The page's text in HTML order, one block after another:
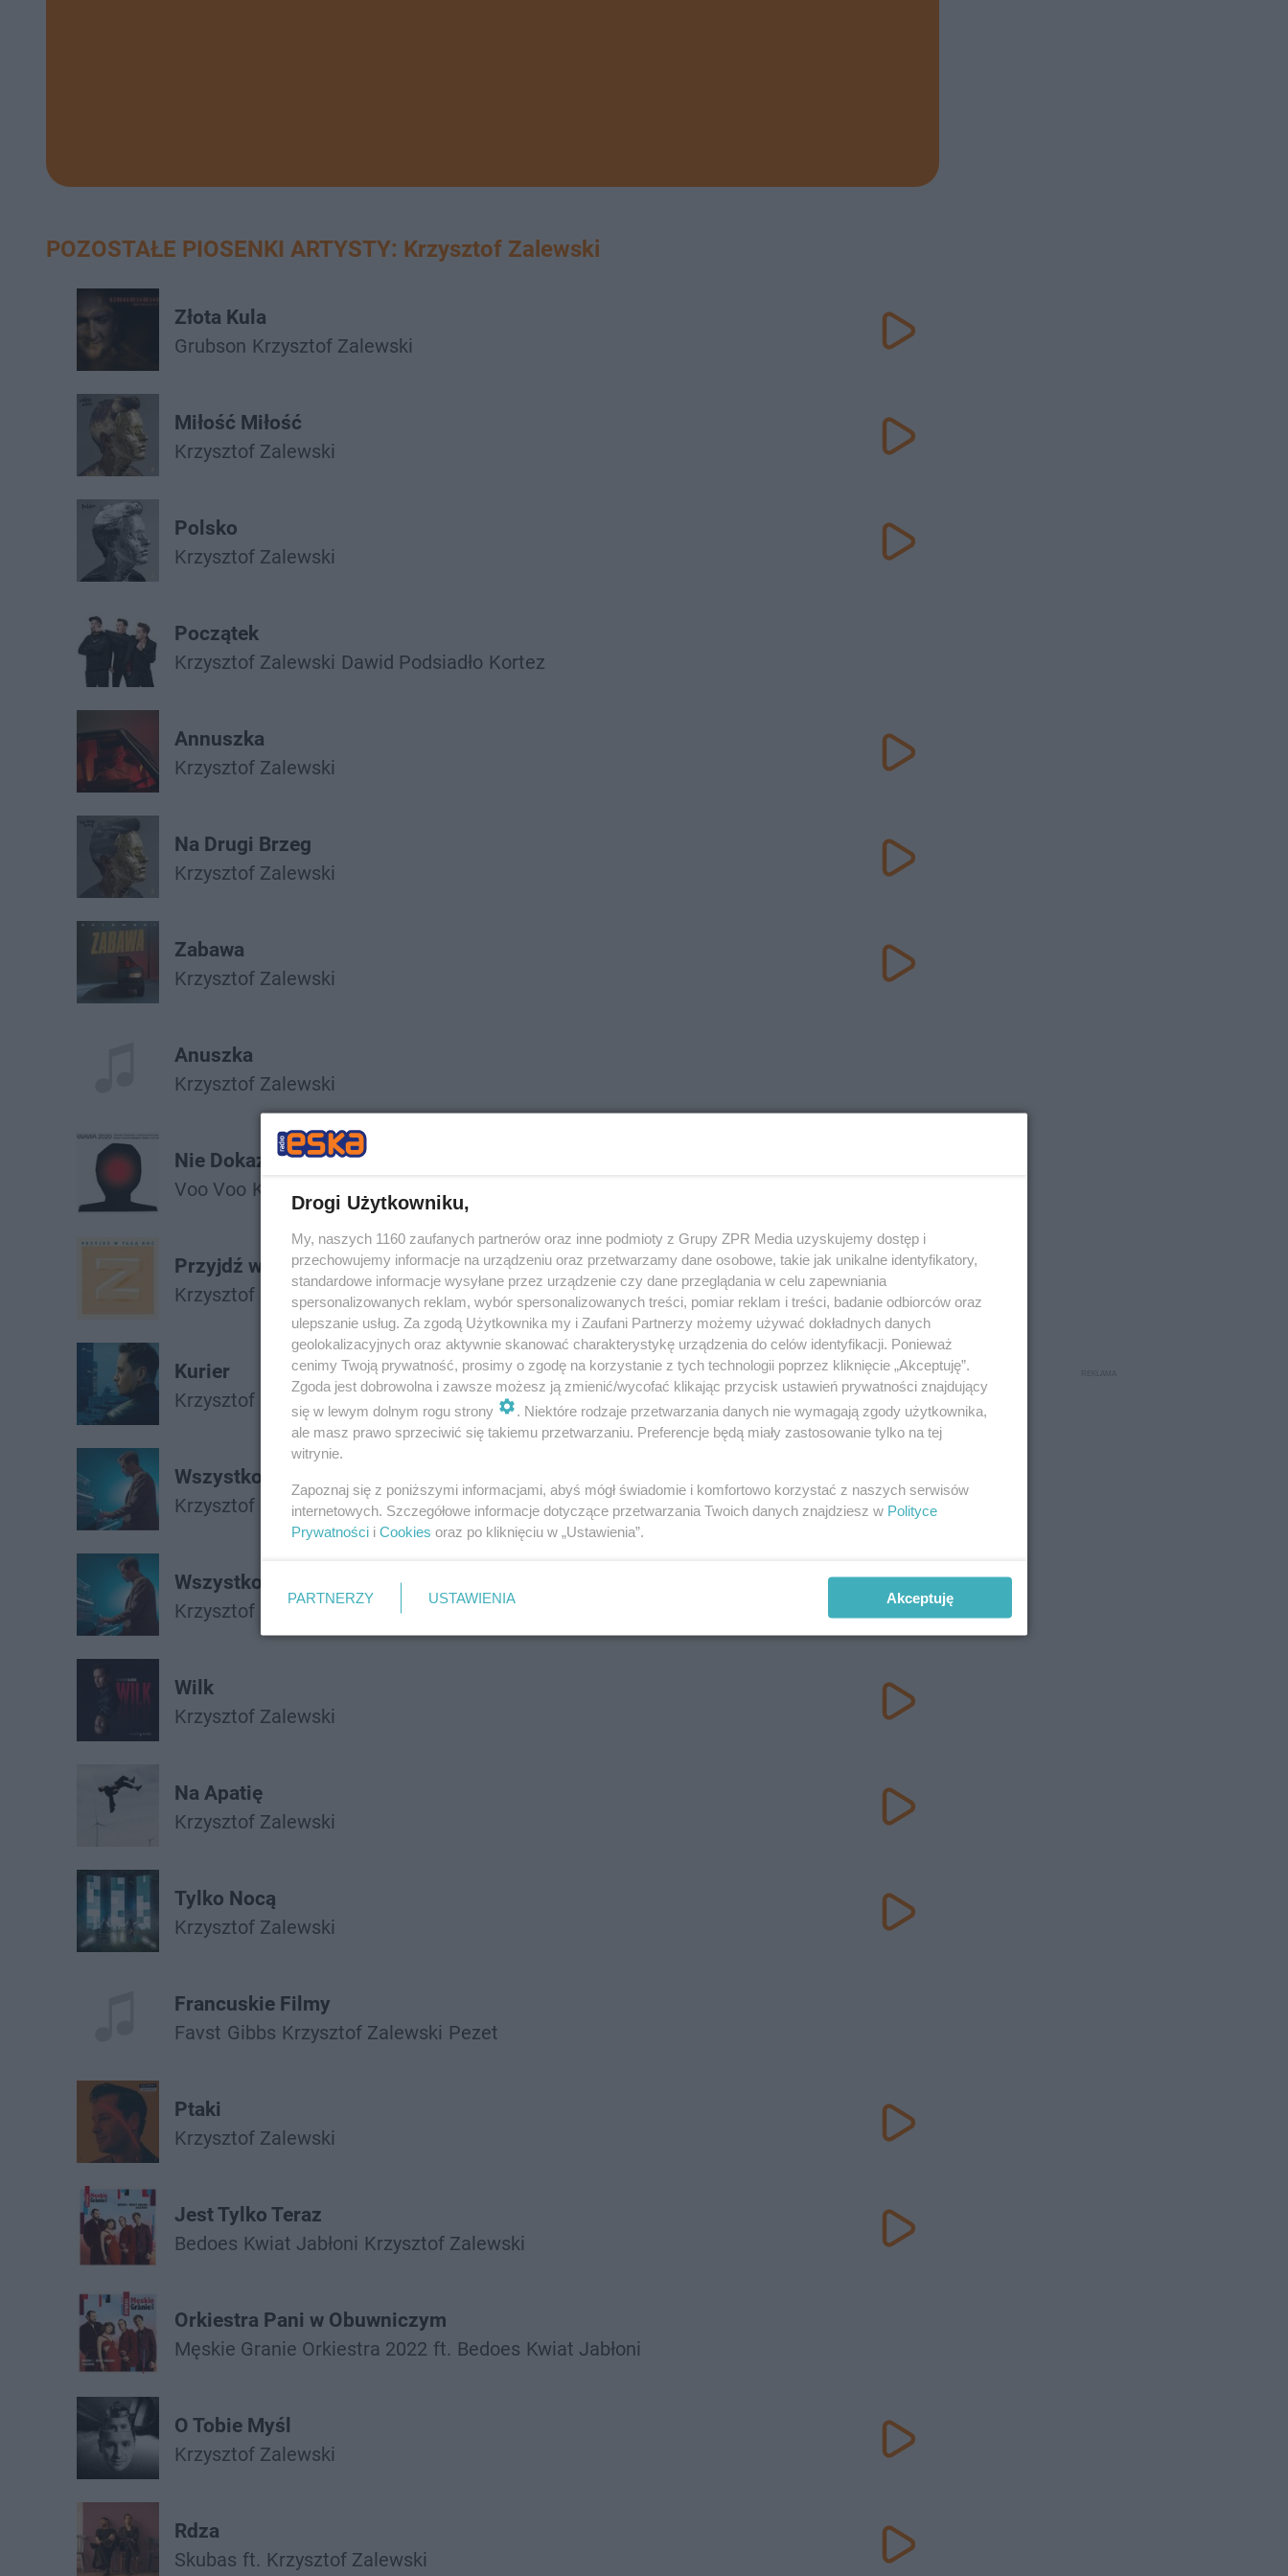
POZOSTAŁE PIOSENKI ARTYSTY: Krzysztof Zalewski
Złota Kula
Grubson Krzysztof Zalewski
Miłość Miłość
Krzysztof Zalewski
Polsko
Krzysztof Zalewski
Początek
Krzysztof Zalewski Dawid Podsiadło Kortez
Annuszka
Krzysztof Zalewski
Na Drugi Brzeg
Krzysztof Zalewski
Zabawa
Krzysztof Zalewski
Anuszka
Krzysztof Zalewski
Nie Dokazuj
Voo Voo Krzysztof Zalewski Kasai
Przyjdź w Taką Noc
Krzysztof Zalewski
Kurier
Krzysztof Zalewski
Wszystko Będzie Dobrze
Krzysztof Zalewski
Wszystko Bedzie Dobrze
Krzysztof Zalewski
Wilk
Krzysztof Zalewski
Na Apatię
Krzysztof Zalewski
Tylko Nocą
Krzysztof Zalewski
Francuskie Filmy
Favst Gibbs Krzysztof Zalewski Pezet
Ptaki
Krzysztof Zalewski
Jest Tylko Teraz
Bedoes Kwiat Jabłoni Krzysztof Zalewski
Orkiestra Pani w Obuwniczym
Męskie Granie Orkiestra 2022 ft. Bedoes Kwiat Jabłoni
O Tobie Myśl
Krzysztof Zalewski
Rdza
Skubas ft. Krzysztof Zalewski
Drogi Użytkowniku,
My, naszych 1160 zaufanych partnerów oraz inne podmioty z Grupy ZPR Media uzyskujemy dostęp i
przechowujemy informacje na urządzeniu oraz przetwarzamy dane osobowe, takie jak unikalne identyfikatory,
standardowe informacje wysyłane przez urządzenie czy dane przeglądania w celu zapewniania
spersonalizowanych reklam, wybór spersonalizowanych treści, pomiar reklam i treści, badanie odbiorców oraz
ulepszanie usług. Za zgodą Użytkownika my i Zaufani Partnerzy możemy używać dokładnych danych
geolokalizacyjnych oraz aktywnie skanować charakterystykę urządzenia do celów identyfikacji. Ponieważ
cenimy Twoją prywatność, prosimy o zgodę na korzystanie z tych technologii poprzez kliknięcie „Akceptuję”.
Zgoda jest dobrowolna i zawsze możesz ją zmienić/wycofać klikając przycisk ustawień prywatności znajdujący
się w lewym dolnym rogu strony
. Niektóre rodzaje przetwarzania danych nie wymagają zgody użytkownika,
ale masz prawo sprzeciwić się takiemu przetwarzaniu. Preferencje będą miały zastosowanie tylko na tej
witrynie.
Zapoznaj się z poniższymi informacjami, abyś mógł świadomie i komfortowo korzystać z naszych serwisów
internetowych. Szczegółowe informacje dotyczące przetwarzania Twoich danych znajdziesz w Polityce
Prywatności i Cookies oraz po kliknięciu w „Ustawienia”.
PARTNERZY USTAWIENIA Akceptuję